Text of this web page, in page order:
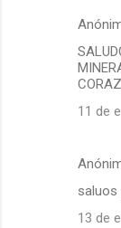
11 de
saluos
13 de